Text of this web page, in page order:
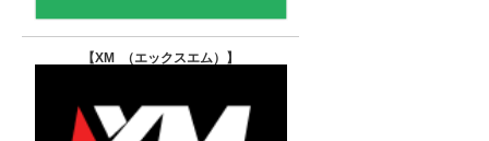
【XM （エックスエム） 】